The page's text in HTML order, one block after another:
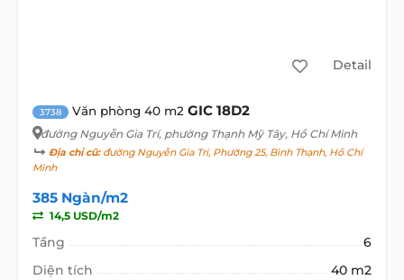
Detail
3738 Văn phòng 40 m2 GIC 18D2
đường Nguyễn Gia Trí, phường Thạnh Mỹ Tây, Hồ Chí Minh
Địa chỉ cũ:đường Nguyễn Gia Trí, Phường 25, Bình Thạnh, Hồ Chí
Minh
385 Ngàn/m2
14,5 USD/m2
Tầng
6
Diện tích
40 m2